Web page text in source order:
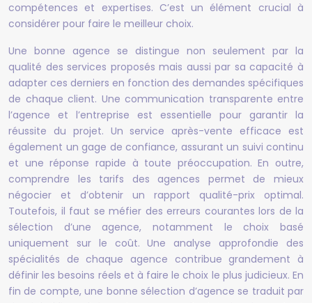
compétences et expertises. C’est un élément crucial à
considérer pour faire le meilleur choix.
Une bonne agence se distingue non seulement par la
qualité des services proposés mais aussi par sa capacité à
adapter ces derniers en fonction des demandes spécifiques
de chaque client. Une communication transparente entre
l’agence et l’entreprise est essentielle pour garantir la
réussite du projet. Un service après-vente efficace est
également un gage de confiance, assurant un suivi continu
et une réponse rapide à toute préoccupation. En outre,
comprendre les tarifs des agences permet de mieux
négocier et d’obtenir un rapport qualité-prix optimal.
Toutefois, il faut se méfier des erreurs courantes lors de la
sélection d’une agence, notamment le choix basé
uniquement sur le coût. Une analyse approfondie des
spécialités de chaque agence contribue grandement à
définir les besoins réels et à faire le choix le plus judicieux. En
fin de compte, une bonne sélection d’agence se traduit par